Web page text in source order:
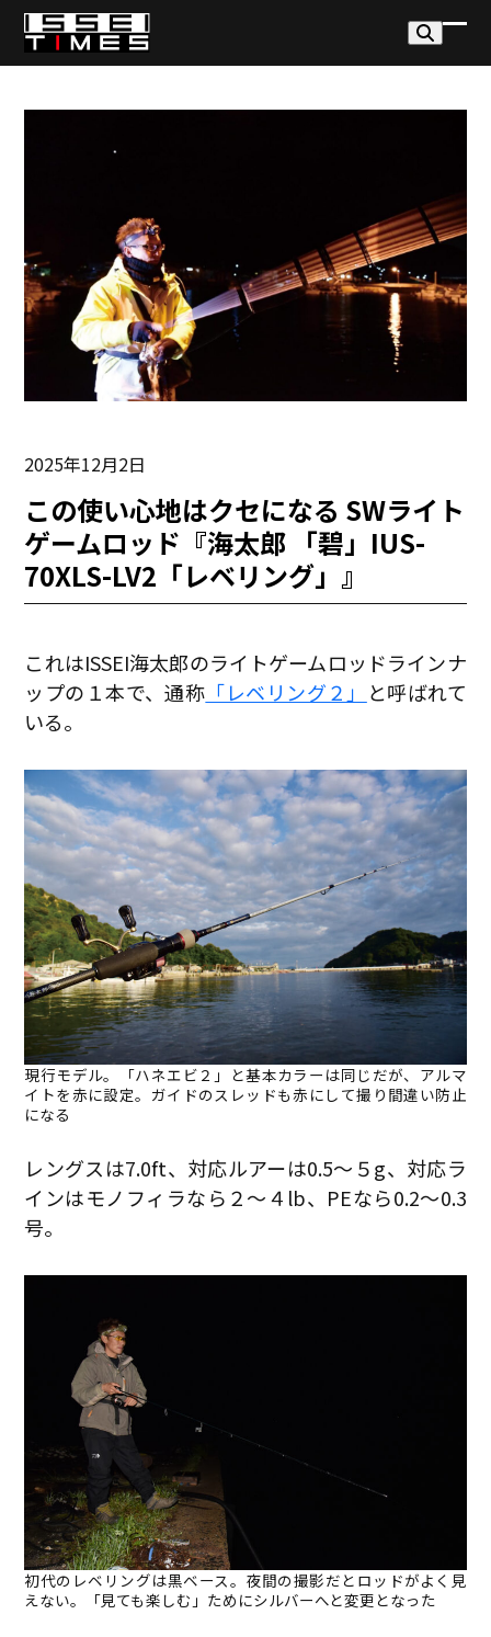
Skip
content
モ
イ
メ
ニ
ー
く
モ
イ
メ
ニ
ー
じ
2025年12月2日
この使い心地はクセになる SWライト
ゲームロッド『海太郎 「碧」IUS-
70XLS-LV2「レベリング」』
これはISSEI海太郎のライトゲームロッドラインナ
ップの１本で、通称 「レベリング２」 と呼ばれて
いる。
現行モデル。「ハネエビ２」と基本カラーは同じだが、アルマ
イトを赤に設定。ガイドのスレッドも赤にして撮り間違い防止
になる
レングスは7.0ft、対応ルアーは0.5〜５g、対応ラ
インはモノフィラなら２〜４lb、PEなら0.2〜0.3
号。
初代のレベリングは黒ベース。夜間の撮影だとロッドがよく見
えない。「見ても楽しむ」ためにシルバーへと変更となった